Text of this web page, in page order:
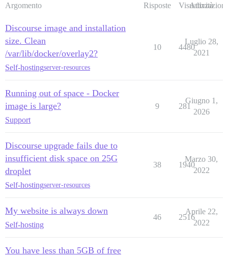
Argomento Risposte Visualizzazioni
Attività
Discourse image and installation
size. Clean
/var/lib/docker/overlay2?
Self-hostingserver-resources
10 4480
Luglio 28,
2021
Running out of space - Docker
image is large?
Support
9 281
Giugno 1,
2026
Discourse upgrade fails due to
insufficient disk space on 25G
droplet
Self-hostingserver-resources
38 1940
Marzo 30,
2022
My website is always down
Self-hosting
46 2516
Aprile 22,
2022
You have less than 5GB of free